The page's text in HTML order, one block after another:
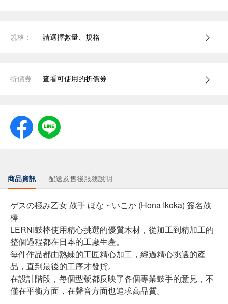
規格： 請選擇數量、規格
折價券 查看可使用的折價券
商品資訊 配送及售後服務說明
ゲスの極み乙女 鼓手 ほな・いこか (Hona Ikoka) 簽名鼓
棒
LERNI鼓棒使用精心挑選的優質木材，從加工到精加工的
整個過程都在日本的工廠生產。
每件作品都由熟練的工匠精心加工，經過精心挑選的產
品，直到最後的工序才發貨。
在設計階段，每個型號都反映了各個專業鼓手的意見，不
僅在平衡方面，在聲音方面也追求高品質。